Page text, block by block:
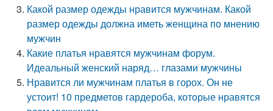
Какой размер одежды нравится мужчинам. Какой
размер одежды должна иметь женщина по мнению
мужчин
Какие платья нравятся мужчинам форум.
Идеальный женский наряд… глазами мужчины
Нравится ли мужчинам платья в горох. Он не
устоит! 10 предметов гардероба, которые нравятся